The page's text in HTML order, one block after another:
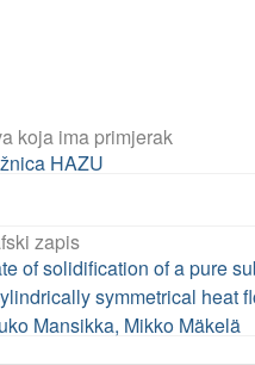
koja ima primjerak
HAZU
zapis
of solidification of a pure
symmetrical heat
Mansikka, Mikko Mäkelä